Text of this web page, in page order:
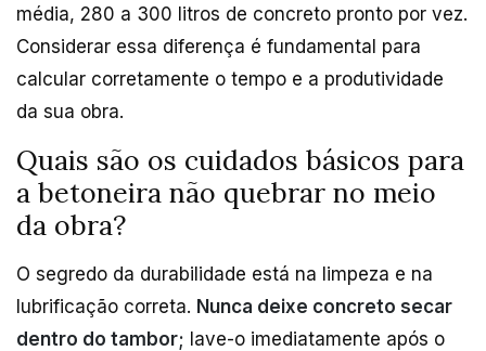
média, 280 a 300 litros de concreto pronto por vez.
Considerar essa diferença é fundamental para
calcular corretamente o tempo e a produtividade
da sua obra.
Quais são os cuidados básicos para
a betoneira não quebrar no meio
da obra?
O segredo da durabilidade está na limpeza e na
lubrificação correta. Nunca deixe concreto secar
dentro do tambor; lave-o imediatamente após o